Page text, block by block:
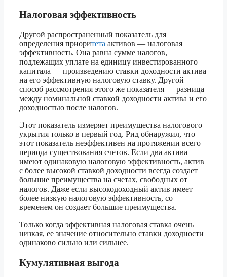
Налоговая эффективность
Другой распространенный показатель для
определения приоритета активов — налоговая
эффективность. Она равна сумме налогов,
подлежащих уплате на единицу инвестированного
капитала — произведению ставки доходности актива
на его эффективную налоговую ставку. Другой
способ рассмотрения этого же показателя — разница
между номинальной ставкой доходности актива и его
доходностью после налогов.
Этот показатель измеряет преимущества налогового
укрытия только в первый год. Рид обнаружил, что
этот показатель неэффективен на протяжении всего
периода существования счетов. Если два актива
имеют одинаковую налоговую эффективность, актив
с более высокой ставкой доходности всегда создает
большие преимущества на счетах, свободных от
налогов. Даже если высокодоходный актив имеет
более низкую налоговую эффективность, со
временем он создает большие преимущества.
Только когда эффективная налоговая ставка очень
низкая, ее значение относительно ставки доходности
одинаково сильно или сильнее.
Кумулятивная выгода